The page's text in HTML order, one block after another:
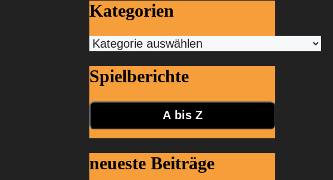
Kategorien
Kategorien
Spielberichte
A bis Z
neueste Beiträge